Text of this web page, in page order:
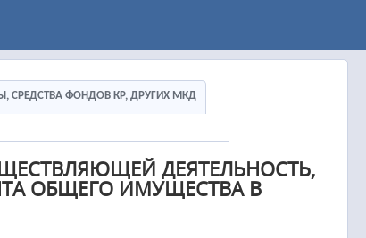
СРЕДСТВА ФОНДОВ КР, ДРУГИХ МКД
ДЕЯТЕЛЬНОСТЬ,
ОБЩЕГО ИМУЩЕСТВА В